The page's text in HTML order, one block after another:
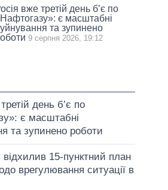
вже третій день б’є по
є масштабні
та зупинено
9 серпня 2026, 19:12
день б’є по
є масштабні
та зупинено роботи
відхилив 15-пунктний план
врегулювання ситуації в